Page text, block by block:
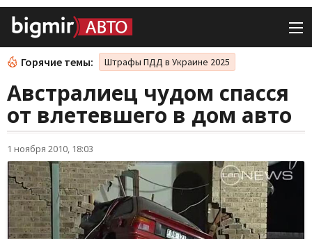
Горячие темы: Штрафы ПДД в Украине 2025
Австралиец чудом спасся
от влетевшего в дом авто
1 ноября 2010, 18:03